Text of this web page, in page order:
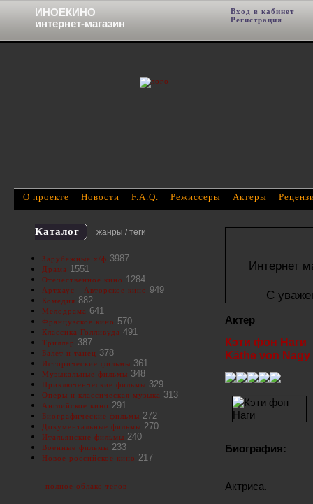
Интернет
С
Актер
Кэти фон Наги
Käthe von Nagy
Биография:
Актриса.
Каталог жанры / теги
Зарубежные х/ф 3987
Драма 1551
Отечественное кино 1284
Артхаус - Авторское кино 949
Комедия 882
Мелодрама 641
Французское кино 570
Классика Голливуда 491
Триллер 387
Балет и танец 378
Исторические фильмы 361
Музыкальные фильмы 348
Приключенческие фильмы 329
Оперы и классическая музыка 313
Английское кино 291
Биографические фильмы 272
Документальные фильмы 270
Итальянские фильмы 240
Военные фильмы 233
Новое российское кино 217
полное облако тегов
О проекте Новости F.A.Q. Режиссеры Актеры
ИНОЕКИНО
интернет-магазин
Вход в кабинет
Регистрация